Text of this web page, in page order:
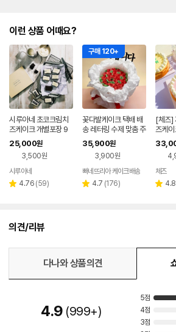
이런 상품 어때요?
시루아네 초코크림치
즈케이크 개별포장 9
개
25,000원
3,500원
페이
시루아네
별 4.76 리
(59)
구매 120+
꽃다발케이크 택배 배
송 레터링 수제 맞춤 주
문제작 케익 크림치즈
화이트시트 미니 생일
35,900원
3,900원
빠네뜨리아 케이크배송
별 4.7 리
(176)
[체즈]
즈케이
무설탕
제작
체즈
별
의견/리뷰
다나와 상품의견
4.9 999+
5점
4점
3점